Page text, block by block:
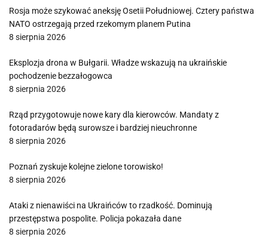
Rosja może szykować aneksję Osetii Południowej. Cztery państwa
NATO ostrzegają przed rzekomym planem Putina
8 sierpnia 2026
Eksplozja drona w Bułgarii. Władze wskazują na ukraińskie
pochodzenie bezzałogowca
8 sierpnia 2026
Rząd przygotowuje nowe kary dla kierowców. Mandaty z
fotoradarów będą surowsze i bardziej nieuchronne
8 sierpnia 2026
Poznań zyskuje kolejne zielone torowisko!
8 sierpnia 2026
Ataki z nienawiści na Ukraińców to rzadkość. Dominują
przestępstwa pospolite. Policja pokazała dane
8 sierpnia 2026